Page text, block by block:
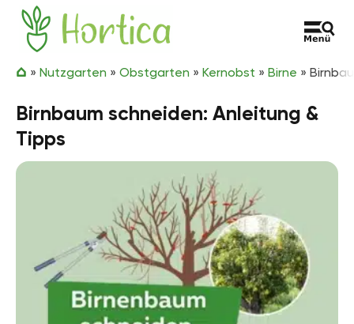
Zum Inhalt springen
Hortica
» Nutzgarten » Obstgarten » Kernobst » Birne »
Birnbaum schneiden: Anleitung &
Tipps